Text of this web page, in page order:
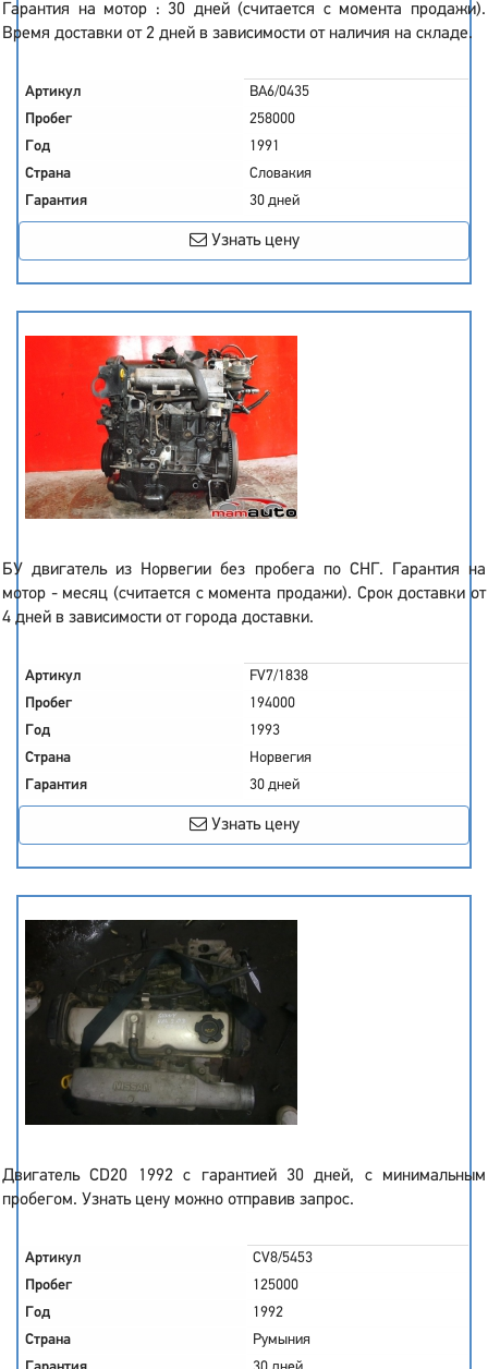
Гарантия на мотор : 30 дней (считается с момента продажи).
Время доставки от 2 дней в зависимости от наличия на складе.
Артикул
BA6/0435
Пробег
258000
Год
1991
Страна
Словакия
Гарантия
30 дней
Узнать цену
БУ двигатель из Норвегии без пробега по СНГ. Гарантия на
мотор - месяц (считается с момента продажи). Срок доставки от
4 дней в зависимости от города доставки.
Артикул
FV7/1838
Пробег
194000
Год
1993
Страна
Норвегия
Гарантия
30 дней
Узнать цену
Двигатель CD20 1992 с гарантией 30 дней, с минимальным
пробегом. Узнать цену можно отправив запрос.
Артикул
CV8/5453
Пробег
125000
Год
1992
Страна
Румыния